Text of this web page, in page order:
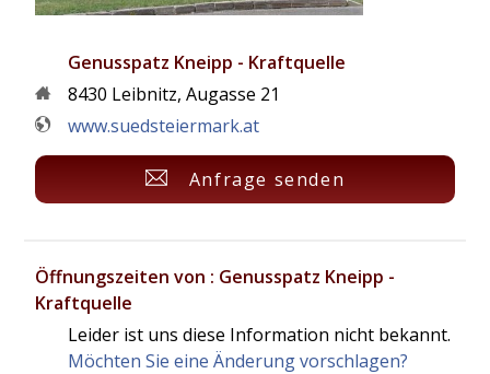
Genusspatz Kneipp - Kraftquelle
8430 Leibnitz,Augasse 21
www.suedsteiermark.at
Anfrage senden
Öffnungszeiten von : Genusspatz Kneipp -
Kraftquelle
Leider ist uns diese Information nicht bekannt.
Möchten Sie eine Änderung vorschlagen?